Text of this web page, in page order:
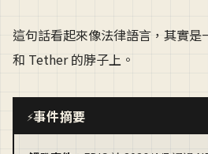
這句話看起來像法律語言，其實
和 Tether 的脖子上。
⚡事件摘要